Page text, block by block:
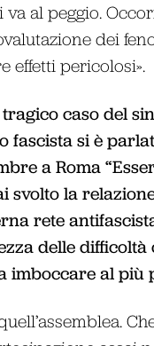
al peggio.
dei
effetti pericolosi».
caso del
fascista si è
a Roma
svolto la
rete
delle
imboccare al più